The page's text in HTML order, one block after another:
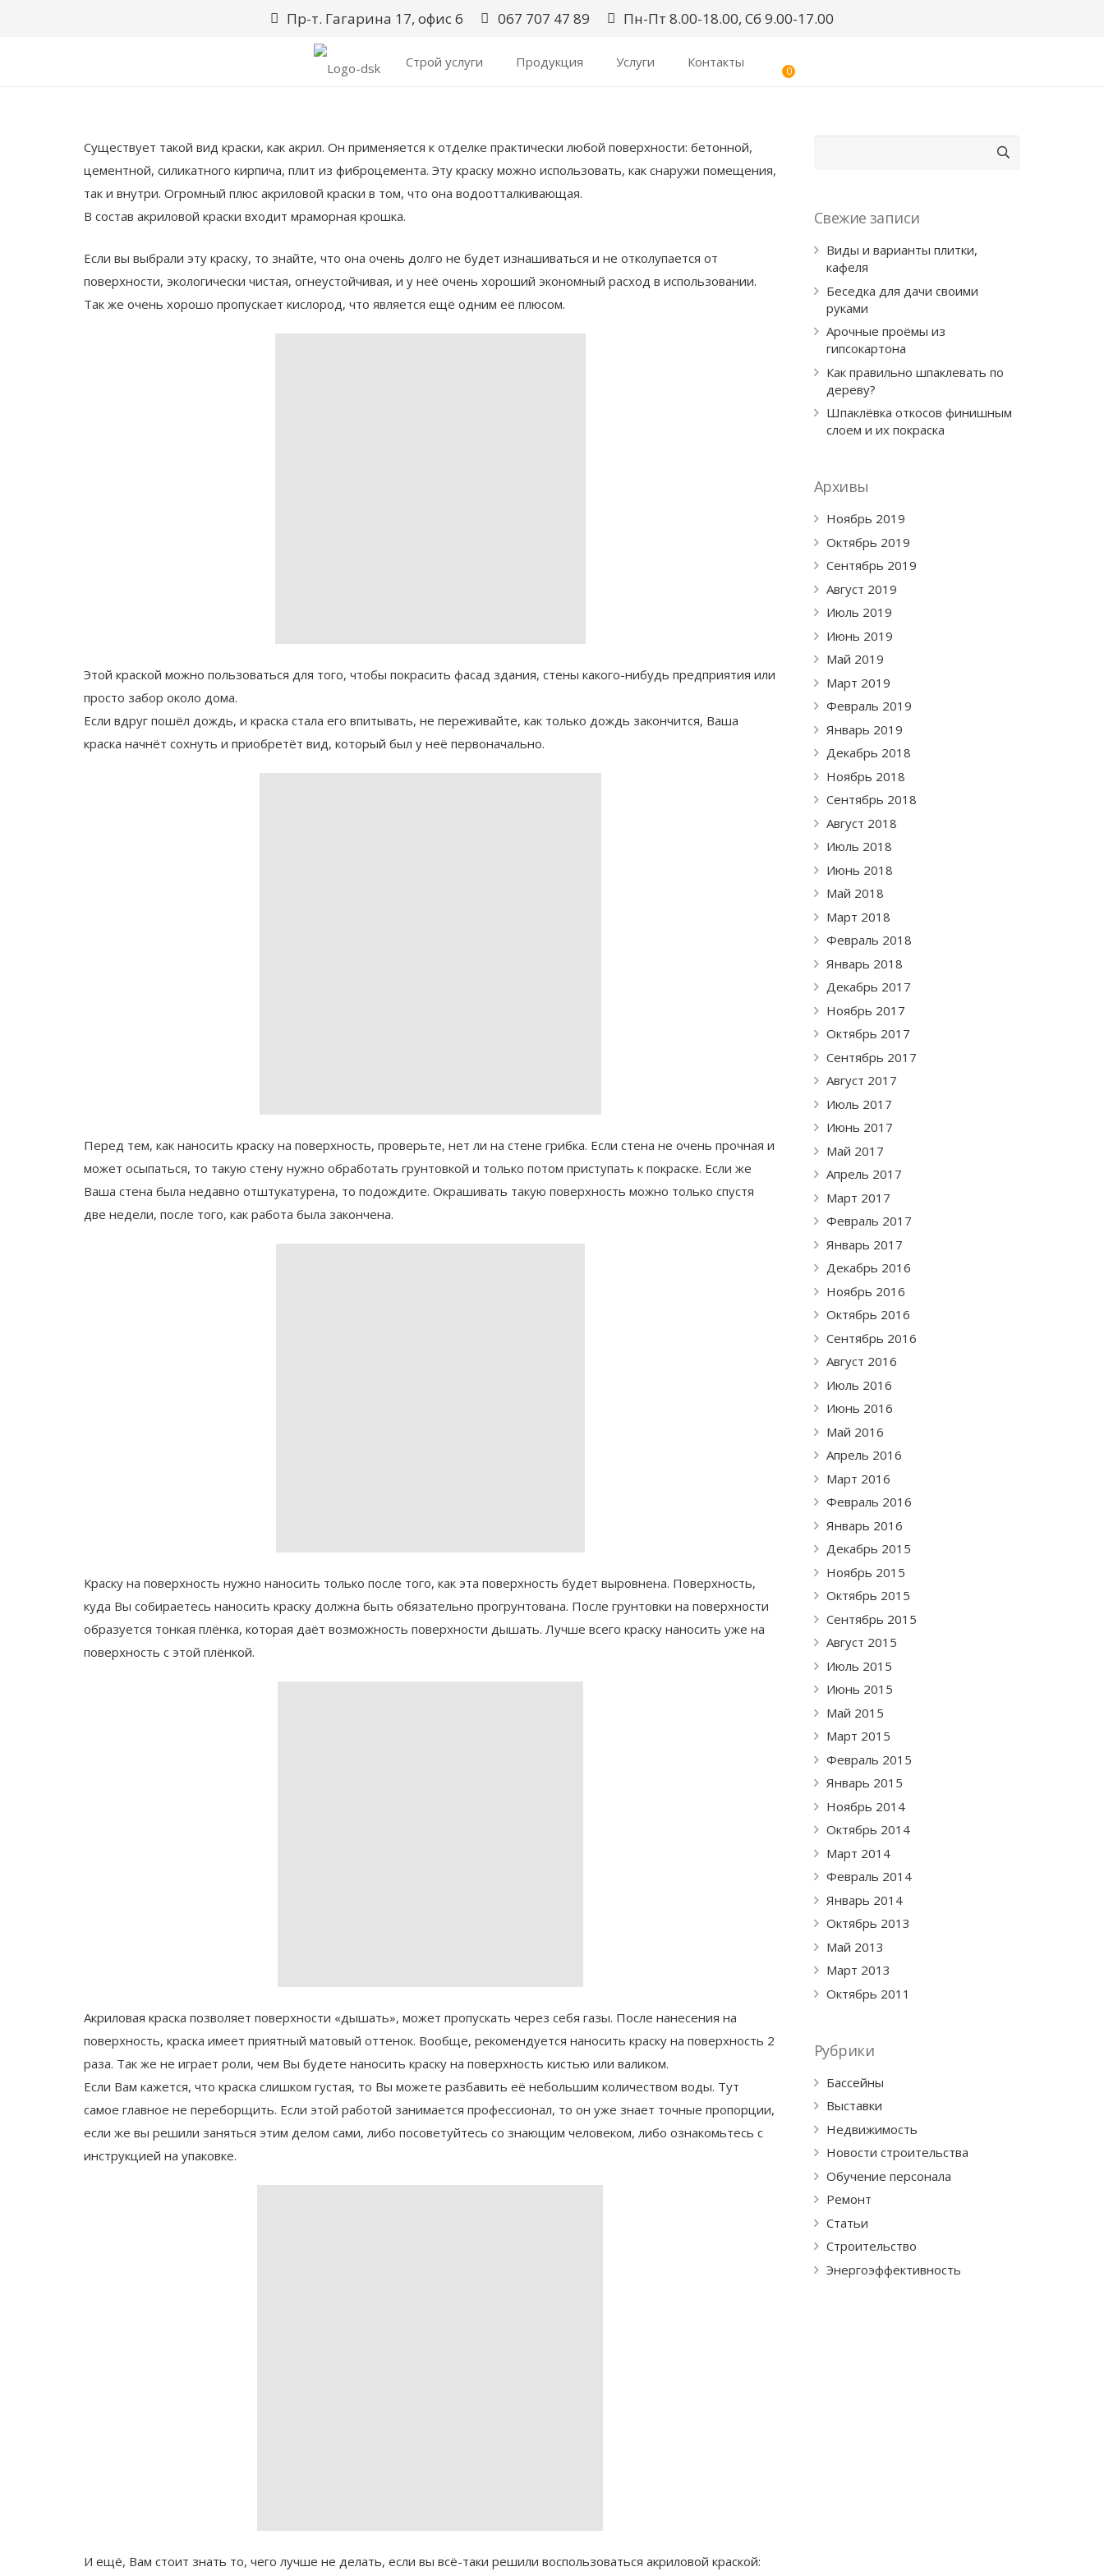
Пр-т. Гагарина 17, офис 6 067 707 47 89 Пн-Пт 8.00-18.00, Сб 9.00-17.00
Строй услуги Продукция Услуги Контакты
0
Существует такой вид краски, как акрил. Он применяется к отделке практически любой поверхности: бетонной,
цементной, силикатного кирпича, плит из фиброцемента. Эту краску можно использовать, как снаружи помещения,
так и внутри. Огромный плюс акриловой краски в том, что она водоотталкивающая.
В состав акриловой краски входит мраморная крошка.
Если вы выбрали эту краску, то знайте, что она очень долго не будет изнашиваться и не отколупается от
поверхности, экологически чистая, огнеустойчивая, и у неё очень хороший экономный расход в использовании.
Так же очень хорошо пропускает кислород, что является ещё одним её плюсом.
Этой краской можно пользоваться для того, чтобы покрасить фасад здания, стены какого-нибудь предприятия или
просто забор около дома.
Если вдруг пошёл дождь, и краска стала его впитывать, не переживайте, как только дождь закончится, Ваша
краска начнёт сохнуть и приобретёт вид, который был у неё первоначально.
Перед тем, как наносить краску на поверхность, проверьте, нет ли на стене грибка. Если стена не очень прочная и
может осыпаться, то такую стену нужно обработать грунтовкой и только потом приступать к покраске. Если же
Ваша стена была недавно отштукатурена, то подождите. Окрашивать такую поверхность можно только спустя
две недели, после того, как работа была закончена.
Краску на поверхность нужно наносить только после того, как эта поверхность будет выровнена. Поверхность,
куда Вы собираетесь наносить краску должна быть обязательно прогрунтована. После грунтовки на поверхности
образуется тонкая плёнка, которая даёт возможность поверхности дышать. Лучше всего краску наносить уже на
поверхность с этой плёнкой.
Акриловая краска позволяет поверхности «дышать», может пропускать через себя газы. После нанесения на
поверхность, краска имеет приятный матовый оттенок. Вообще, рекомендуется наносить краску на поверхность 2
раза. Так же не играет роли, чем Вы будете наносить краску на поверхность кистью или валиком.
Если Вам кажется, что краска слишком густая, то Вы можете разбавить её небольшим количеством воды. Тут
самое главное не переборщить. Если этой работой занимается профессионал, то он уже знает точные пропорции,
если же вы решили заняться этим делом сами, либо посоветуйтесь со знающим человеком, либо ознакомьтесь с
инструкцией на упаковке.
И ещё, Вам стоит знать то, чего лучше не делать, если вы всё-таки решили воспользоваться акриловой краской:
Свежие записи
Виды и варианты плитки,
кафеля
Беседка для дачи своими
руками
Арочные проёмы из
гипсокартона
Как правильно шпаклевать по
дереву?
Шпаклёвка откосов финишным
слоем и их покраска
Архивы
Ноябрь 2019
Октябрь 2019
Сентябрь 2019
Август 2019
Июль 2019
Июнь 2019
Май 2019
Март 2019
Февраль 2019
Январь 2019
Декабрь 2018
Ноябрь 2018
Сентябрь 2018
Август 2018
Июль 2018
Июнь 2018
Май 2018
Март 2018
Февраль 2018
Январь 2018
Декабрь 2017
Ноябрь 2017
Октябрь 2017
Сентябрь 2017
Август 2017
Июль 2017
Июнь 2017
Май 2017
Апрель 2017
Март 2017
Февраль 2017
Январь 2017
Декабрь 2016
Ноябрь 2016
Октябрь 2016
Сентябрь 2016
Август 2016
Июль 2016
Июнь 2016
Май 2016
Апрель 2016
Март 2016
Февраль 2016
Январь 2016
Декабрь 2015
Ноябрь 2015
Октябрь 2015
Сентябрь 2015
Август 2015
Июль 2015
Июнь 2015
Май 2015
Март 2015
Февраль 2015
Январь 2015
Ноябрь 2014
Октябрь 2014
Март 2014
Февраль 2014
Январь 2014
Октябрь 2013
Май 2013
Март 2013
Октябрь 2011
Рубрики
Бассейны
Выставки
Недвижимость
Новости строительства
Обучение персонала
Ремонт
Статьи
Строительство
Энергоэффективность